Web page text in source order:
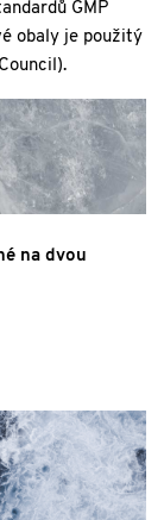
GMP
obaly je použitý
na dvou